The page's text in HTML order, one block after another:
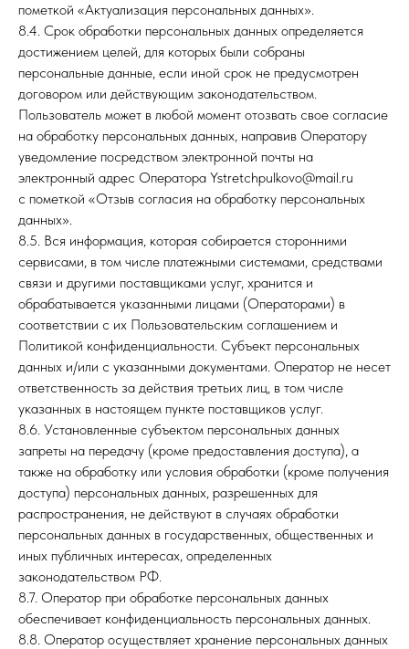
пометкой «Актуализация персональных данных».
8.4. Срок обработки персональных данных определяется
достижением целей, для которых были собраны
персональные данные, если иной срок не предусмотрен
договором или действующим законодательством.
Пользователь может в любой момент отозвать свое согласие
на обработку персональных данных, направив Оператору
уведомление посредством электронной почты на
электронный адрес Оператора Ystretchpulkovo@mail.ru
с пометкой «Отзыв согласия на обработку персональных
данных».
8.5. Вся информация, которая собирается сторонними
сервисами, в том числе платежными системами, средствами
связи и другими поставщиками услуг, хранится и
обрабатывается указанными лицами (Операторами) в
соответствии с их Пользовательским соглашением и
Политикой конфиденциальности. Субъект персональных
данных и/или с указанными документами. Оператор не несет
ответственность за действия третьих лиц, в том числе
указанных в настоящем пункте поставщиков услуг.
8.6. Установленные субъектом персональных данных
запреты на передачу (кроме предоставления доступа), а
также на обработку или условия обработки (кроме получения
доступа) персональных данных, разрешенных для
распространения, не действуют в случаях обработки
персональных данных в государственных, общественных и
иных публичных интересах, определенных
законодательством РФ.
8.7. Оператор при обработке персональных данных
обеспечивает конфиденциальность персональных данных.
8.8. Оператор осуществляет хранение персональных данных